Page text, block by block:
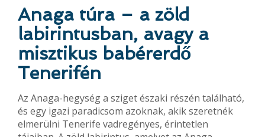
Anaga túra – a zöld
labirintusban, avagy a
misztikus babérerdő
Tenerifén
Az Anaga-hegység a sziget északi részén található,
és egy igazi paradicsom azoknak, akik szeretnék
elmerülni Tenerife vadregényes, érintetlen